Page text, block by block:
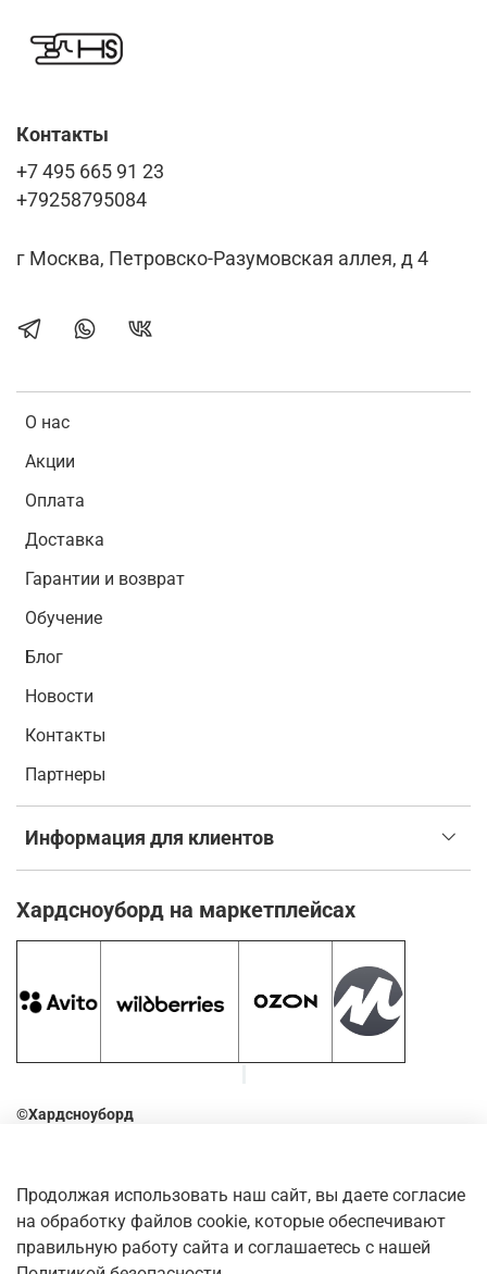
О нас
Акции
Оплата
Доставка
Гарантии и возврат
Обучение
Блог
Новости
Контакты
Партнеры
Информация для клиентов
Контакты
+7 495 665 91 23
+79258795084
г Москва, Петровско-Разумовская аллея, д 4
Хардсноуборд на маркетплейсах
©Хардсноуборд
Оставьте отзыв о нашем магазине. Для этого наведите
камеру телефона на QR-код
Продолжая использовать наш сайт, вы даете согласие
на обработку файлов cookie, которые обеспечивают
правильную работу сайта и соглашаетесь с нашей